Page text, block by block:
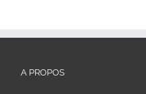
A PROPOS